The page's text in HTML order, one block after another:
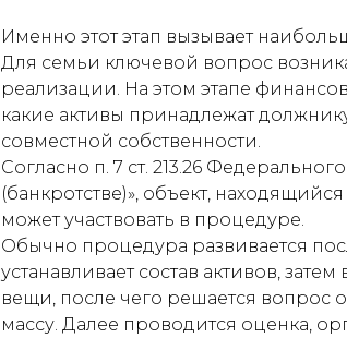
Именно этот этап вызывает
Для семьи ключевой вопрос
реализации. На этом этапе
какие активы принадлежат
совместной собственности.
Согласно п. 7 ст. 213.26
(банкротстве)», объект,
может участвовать в процедуре.
Обычно процедура развивается
устанавливает состав активов,
вещи, после чего решается вопрос
массу. Далее проводится оценка,